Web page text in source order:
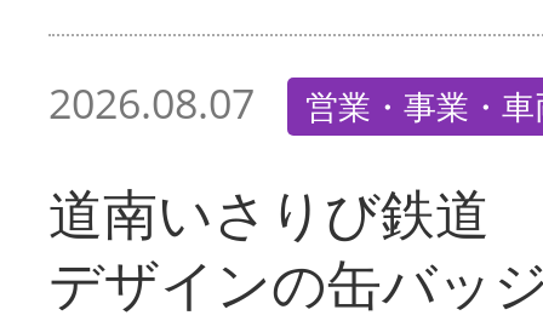
2026.08.07 営業・事業・
道南いさりび鉄道
デザインの缶バッ